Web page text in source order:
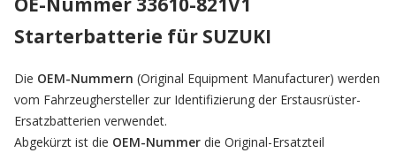
Starterbatterie für SUZUKI
Die OEM-Nummern (Original Equipment Manufacturer) werden
vom Fahrzeughersteller zur Identifizierung der Erstausrüster-
Ersatzbatterien verwendet.
Abgekürzt ist die OEM-Nummer die Original-Ersatzteil